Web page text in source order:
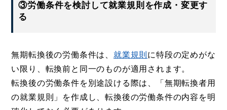
③労働条件を検討して就業規則を作成・変更す
る
無期転換後の労働条件は、 就業規則 に特段の定めがな
い限り、転換前と同一のものが適用されます。
転換後の労働条件を別途設ける際は、「無期転換者用
の就業規則」を作成し、転換後の労働条件の内容を明